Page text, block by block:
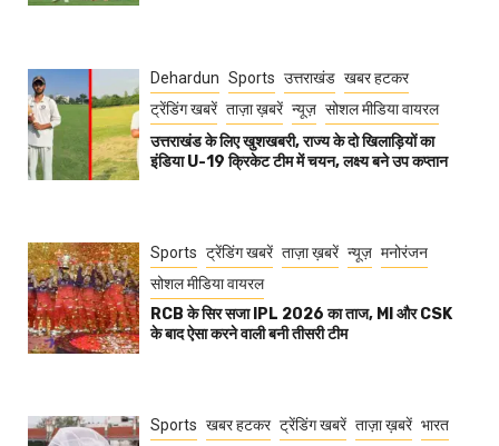
Dehardun Sports उत्तराखंड खबर हटकर
ट्रेंडिंग खबरें ताज़ा ख़बरें न्यूज़ सोशल मीडिया वायरल
उत्तराखंड के लिए खुशखबरी, राज्य के दो खिलाड़ियों का
इंडिया U-19 क्रिकेट टीम में चयन, लक्ष्य बने उप कप्तान
Sports ट्रेंडिंग खबरें ताज़ा ख़बरें न्यूज़ मनोरंजन
सोशल मीडिया वायरल
RCB के सिर सजा IPL 2026 का ताज, MI और CSK
के बाद ऐसा करने वाली बनी तीसरी टीम
Sports खबर हटकर ट्रेंडिंग खबरें ताज़ा ख़बरें भारत